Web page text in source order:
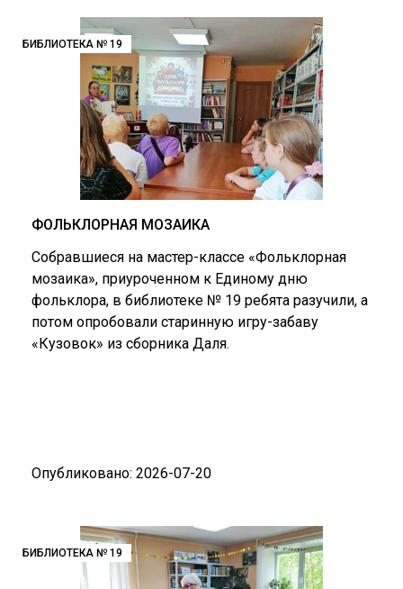
БИБЛИОТЕКА № 19
ФОЛЬКЛОРНАЯ МОЗАИКА
Собравшиеся на мастер-классе «Фольклорная
мозаика», приуроченном к Единому дню
фольклора, в библиотеке № 19 ребята разучили, а
потом опробовали старинную игру-забаву
«Кузовок» из сборника Даля.
Опубликовано: 2026-07-20
БИБЛИОТЕКА № 19